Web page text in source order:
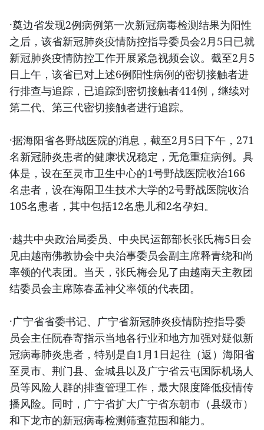
·奠边省发现2例病例第一次新冠病毒检测结果为阳性
之后，该省新冠肺炎疫情防控指导委员会2月5日已就
新冠肺炎疫情防控工作开展紧急视频会议。截至2月5
日上午，该省已对上述6例阳性病例的密切接触者进
行排查与追踪，已追踪到密切接触者414例，继续对
第二代、第三代密切接触者进行追踪。
·据海阳省各野战医院的消息，截至2月5日下午，271
名新冠肺炎患者的健康状况稳定，无危重症病例。具
体是，设在至灵市卫生中心的1号野战医院收治166
名患者，设在海阳卫生技术大学的2号野战医院收治
105名患者，其中包括12名患儿和2名孕妇。
·越共中央政治局委员、中央民运部部长张氏梅5日会
见由越南佛教协会中央治事委员会副主席释青绕和尚
率领的代表团。当天，张氏梅会见了由越南天主教团
结委员会主席陈春孟神父率领的代表团。
·广宁省省委书记、广宁省新冠肺炎疫情防控指导委
员会主任阮春寄指示当地各行业和地方加强对疑似新
冠病毒肺炎患者，特别是自1月1日起往（返）海阳省
至灵市、荆门县、金城县以及广宁省云屯国际机场人
员等风险人群的排查管理工作，最大限度降低疫情传
播风险。同时，广宁省扩大广宁省东朝市（县级市）
和下龙市的新冠病毒检测筛查范围和能力。